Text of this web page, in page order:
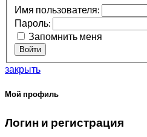
Имя пользователя:
Пароль:
Запомнить меня
Войти
закрыть
Мой профиль
Логин и регистрация